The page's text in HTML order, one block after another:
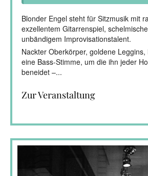
Blonder Engel steht für Sitzmusik mit
exzellentem Gitarrenspiel,
unbändigem Improvisationstalent.
Nackter Oberkörper, goldene Leggins,
eine Bass-Stimme, um die ihn jeder
beneidet –...
Zur Veranstaltung